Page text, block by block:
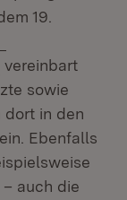
19.
(Öffnet in
vereinbart
sowie
in den
Ebenfalls
auch die